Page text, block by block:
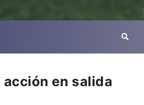
acción en salida